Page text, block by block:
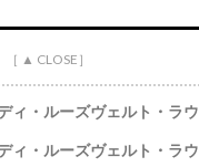
ィ・ルーズヴェルト・ラ
ィ・ルーズヴェルト・ラ